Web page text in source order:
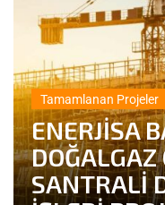
Tamamlanan Projeler
ENERJİSA
SANTRALİ